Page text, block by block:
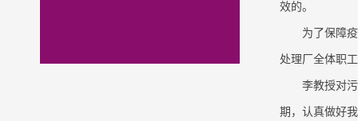
效的。
为了保障
处理厂全体职
李教授对
期，认真做好